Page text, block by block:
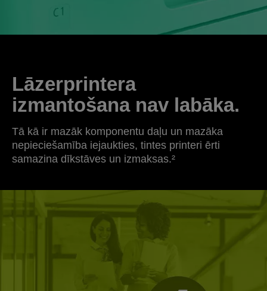
Lāzerprintera
izmantošana nav labāka.
Tā kā ir mazāk komponentu daļu un mazāka
nepieciešamība iejaukties, tintes printeri ērti
samazina dīkstāves un izmaksas.²